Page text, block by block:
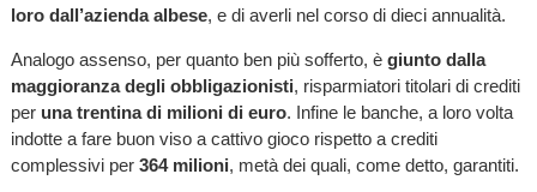
loro dall’azienda albese, e di averli nel corso di dieci annualità.
Analogo assenso, per quanto ben più sofferto, è giunto dalla
maggioranza degli obbligazionisti, risparmiatori titolari di crediti
per una trentina di milioni di euro. Infine le banche, a loro volta
indotte a fare buon viso a cattivo gioco rispetto a crediti
complessivi per 364 milioni, metà dei quali, come detto, garantiti.